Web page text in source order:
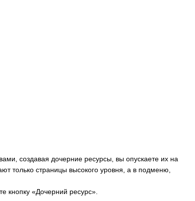
создавая дочерние ресурсы, вы опускаете их на
только страницы высокого уровня, а в подменю,
кнопку «Дочерний ресурс».